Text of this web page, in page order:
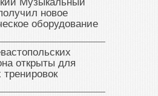
новое
оборудование
открыты для
тренировок